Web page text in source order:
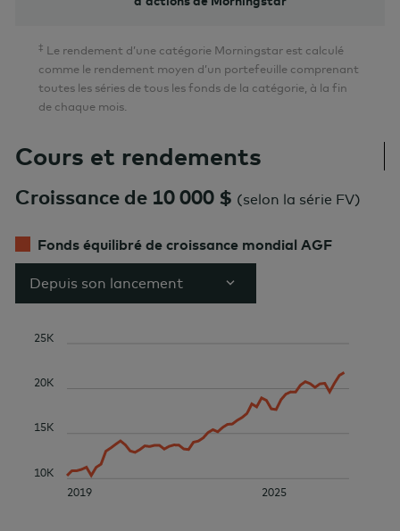
‡ Le rendement d’une catégorie Morningstar est calculé
comme le rendement moyen d’un portefeuille comprenant
toutes les séries de tous les fonds de la catégorie, à la fin
de chaque mois.
Cours et rendements
Croissance de 10 000 $ (selon la série FV)
Fonds équilibré de croissance mondial AGF
Depuis son lancement
2019 2025
10K
15K
20K
25K